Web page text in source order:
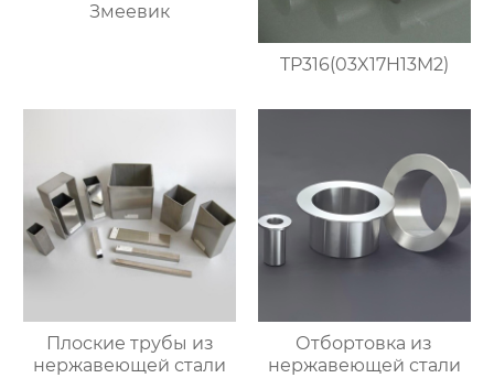
Змеевик
TP316(03X17H13M2)
Плоские трубы из
нержавеющей стали
Отбортовка из
нержавеющей стали